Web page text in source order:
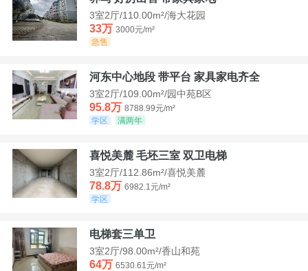
3室2厅/110.00m²/海大花园
33万 3000元/m²
急售
河东中心地段 带平台 家具家电齐全
3室2厅/109.00m²/园中苑B区
95.8万 8788.99元/m²
学区
满两年
喜悦美麓 毛坯三室 双卫电梯
3室2厅/112.86m²/喜悦美麓
78.8万 6982.1元/m²
学区
电梯套三单卫
3室2厅/98.00m²/香山和苑
64万 6530.61元/m²